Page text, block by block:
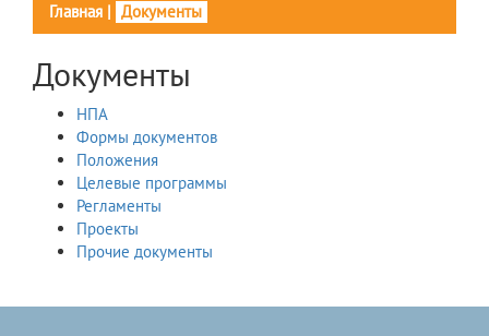
Главная | Документы
Документы
НПА
Формы документов
Положения
Целевые программы
Регламенты
Проекты
Прочие документы